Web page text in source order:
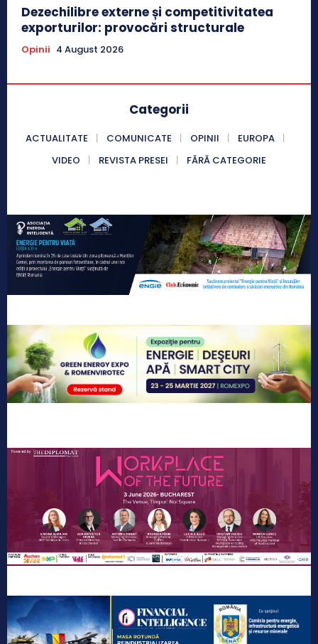
Dezechilibre externe și competitivitatea
exporturilor: provocări structurale
Opinii 4 August 2026
Categorii
ACTUALITATE COMUNICATE OPINII
EUROPA
VIDEO
REVISTA PRESEI FĂRĂ CATEGORIE